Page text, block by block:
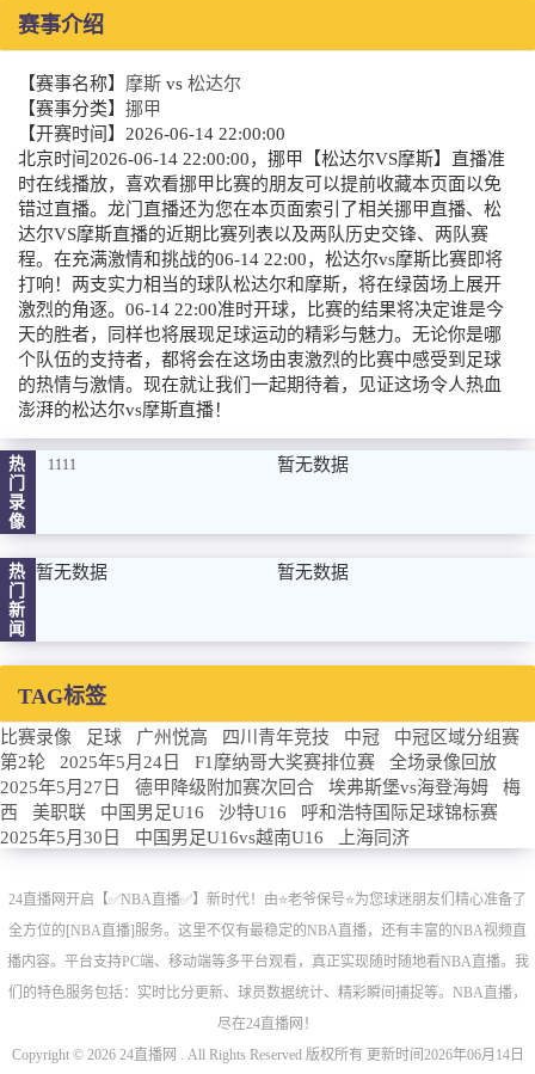
赛事介绍
【赛事名称】 摩斯 vs 松达尔
【赛事分类】 挪甲
【开赛时间】 2026-06-14 22:00:00
北京时间2026-06-14 22:00:00，挪甲【松达尔VS摩斯】直播准
时在线播放，喜欢看挪甲比赛的朋友可以提前收藏本页面以免
错过直播。龙门直播还为您在本页面索引了相关挪甲直播、松
达尔VS摩斯直播的近期比赛列表以及两队历史交锋、两队赛
程。在充满激情和挑战的06-14 22:00，松达尔vs摩斯比赛即将
打响！两支实力相当的球队松达尔和摩斯，将在绿茵场上展开
激烈的角逐。06-14 22:00准时开球，比赛的结果将决定谁是今
天的胜者，同样也将展现足球运动的精彩与魅力。无论你是哪
个队伍的支持者，都将会在这场由衷激烈的比赛中感受到足球
的热情与激情。现在就让我们一起期待着，见证这场令人热血
澎湃的松达尔vs摩斯直播！
热
门
录
像
1111 暂无数据
热
门
新
闻
暂无数据 暂无数据
TAG标签
比赛录像 足球 广州悦高 四川青年竞技 中冠
中冠区域分组赛
第2轮
2025年5月24日 F1摩纳哥大奖赛排位赛
全场录像回放
2025年5月27日
德甲降级附加赛次回合 埃弗斯堡vs海登海姆
梅
西
美职联 中国男足U16 沙特U16
呼和浩特国际足球锦标赛
2025年5月30日
中国男足U16vs越南U16 上海同济
24直播网开启【✅NBA直播✅】新时代！由⭐️老爷保号⭐️为您球迷朋友们精心准备了
全方位的[NBA直播]服务。这里不仅有最稳定的NBA直播，还有丰富的NBA视频直
播内容。平台支持PC端、移动端等多平台观看，真正实现随时随地看NBA直播。我
们的特色服务包括：实时比分更新、球员数据统计、精彩瞬间捕捉等。NBA直播，
尽在24直播网！
Copyright © 2026 24直播网 . All Rights Reserved 版权所有 更新时间2026年06月14日